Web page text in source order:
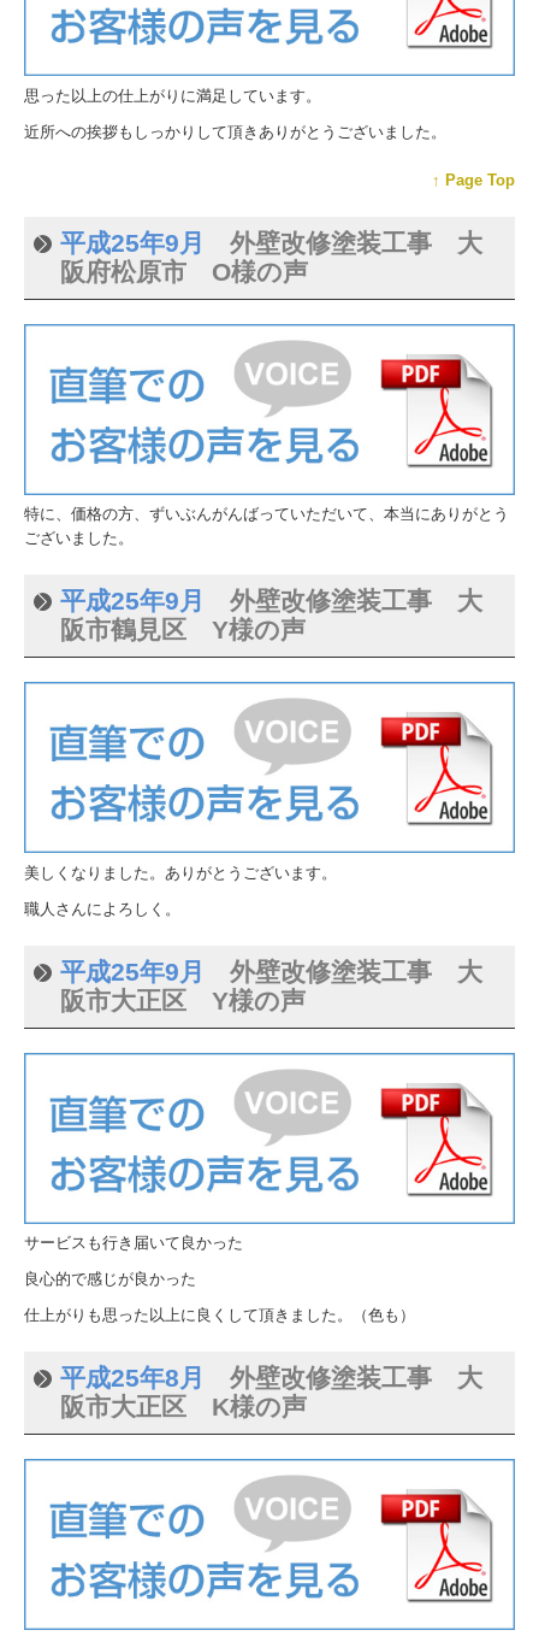
思った以上の仕上がりに満足しています。
近所への挨拶もしっかりして頂きありがとうございました。
↑ Page Top
平成25年9月 外壁改修塗装工事 大
阪府松原市 O様の声
特に、価格の方、ずいぶんがんばっていただいて、本当にありがとう
ございました。
平成25年9月 外壁改修塗装工事 大
阪市鶴見区 Y様の声
美しくなりました。ありがとうございます。
職人さんによろしく。
平成25年9月 外壁改修塗装工事 大
阪市大正区 Y様の声
サービスも行き届いて良かった
良心的で感じが良かった
仕上がりも思った以上に良くして頂きました。（色も）
平成25年8月 外壁改修塗装工事 大
阪市大正区 K様の声